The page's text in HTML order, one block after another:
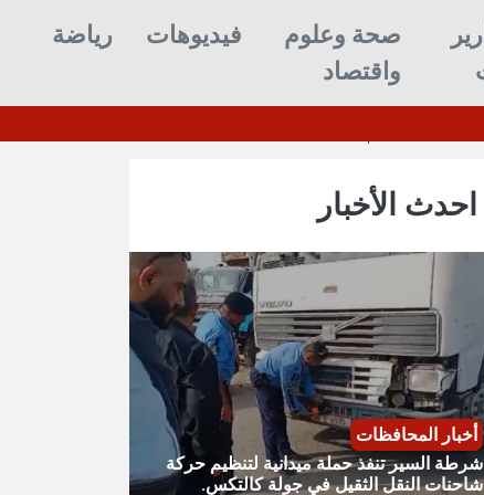
صحة وعلوم
واقتصاد
فيديوهات رياضة
احدث الأخبار
أخبار المحافظات
شرطة السير تنفذ حملة ميدانية لتنظيم حركة
شاحنات النقل الثقيل في جولة كالتكس.